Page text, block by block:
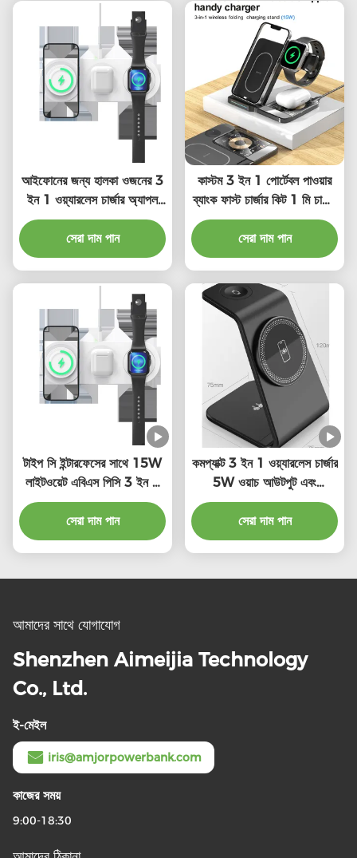
আইফোনের জন্য হালকা ওজনের 3
ইন 1 ওয়্যারলেস চার্জার অ্যাপল
ওয়াচ এয়ারপড
সেরা দাম পান
কাস্টম 3 ইন 1 পোর্টেবল পাওয়ার
ব্যাংক ফাস্ট চার্জার কিট 1 মি চার্জিং
ক্যাবল সহ
সেরা দাম পান
টাইপ সি ইন্টারফেসের সাথে 15W
লাইটওয়েট এবিএস পিসি 3 ইন 1
ওয়্যারলেস চার্জিং ডক
সেরা দাম পান
কমপ্যাক্ট 3 ইন 1 ওয়্যারলেস চার্জার
5W ওয়াচ আউটপুট এবং
5W/7.5W/10W/15W
ওয়্যারলেস আউটপুট
সেরা দাম পান
আমাদের সাথে যোগাযোগ
Shenzhen Aimeijia Technology
Co., Ltd.
ই-মেইল
iris@amjorpowerbank.com
কাজের সময়
9:00-18:30